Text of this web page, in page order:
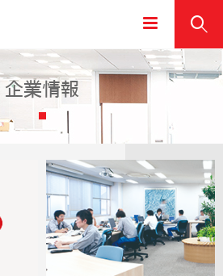
企業情報